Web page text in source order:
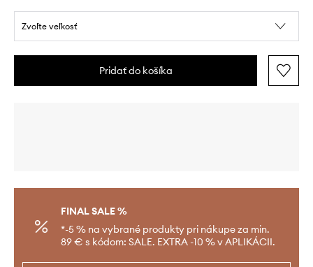
Zvoľte veľkosť
Pridať do košíka
FINAL SALE %
*-5 % na vybrané produkty pri nákupe za min.
89 € s kódom: SALE. EXTRA -10 % v APLIKÁCII.